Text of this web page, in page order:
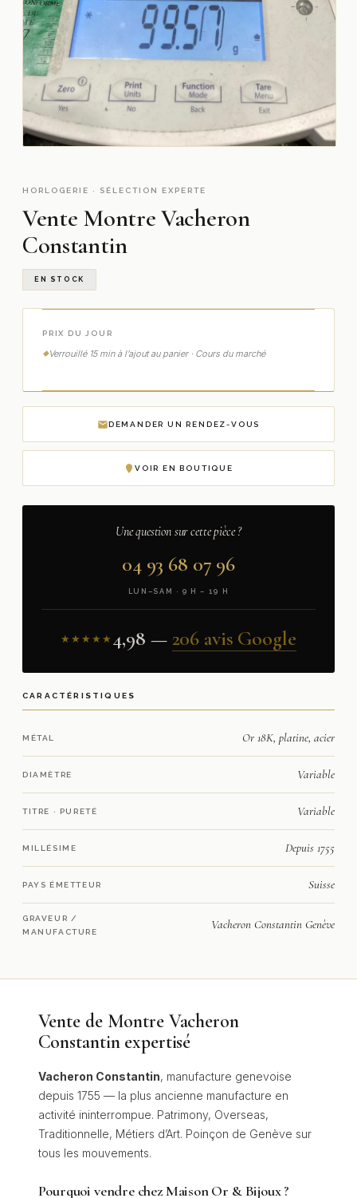
HORLOGERIE · SÉLECTION EXPERTE
Vente Montre Vacheron
Constantin
EN STOCK
PRIX DU JOUR
Verrouillé 15 min à l’ajout au panier · Cours du marché
DEMANDER UN RENDEZ-VOUS
VOIR EN BOUTIQUE
Une question sur cette pièce ?
04 93 68 07 96
LUN–SAM · 9 H – 19 H
★★★★★4,98 —206 avis Google
CARACTÉRISTIQUES
MÉTAL Or 18K, platine, acier
DIAMÈTRE Variable
TITRE · PURETÉ Variable
MILLÉSIME Depuis 1755
PAYS ÉMETTEUR Suisse
GRAVEUR /
MANUFACTURE
Vacheron Constantin Genève
Vente de Montre Vacheron
Constantin expertisé
Vacheron Constantin, manufacture genevoise
depuis 1755 — la plus ancienne manufacture en
activité ininterrompue. Patrimony, Overseas,
Traditionnelle, Métiers d’Art. Poinçon de Genève sur
tous les mouvements.
Pourquoi vendre chez Maison Or & Bijoux ?